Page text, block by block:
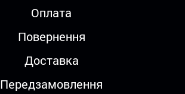
Оплата
Повернення
Доставка
Передзамовлення